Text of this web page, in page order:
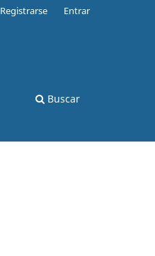
Buscar
Registrarse Entrar